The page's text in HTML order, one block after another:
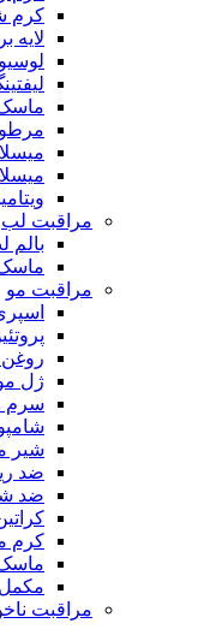
کرم
لایه
مراقبت لب
بالم
مراقبت مو
ژل
سرم
شیر
ضد
ضد
کرم
مراقبت